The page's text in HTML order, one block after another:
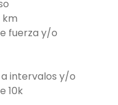
km
fuerza y/o
intervalos y/o
10k